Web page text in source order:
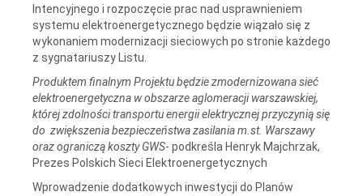
Intencyjnego i rozpoczęcie prac nad usprawnieniem
systemu elektroenergetycznego będzie wiązało się z
wykonaniem modernizacji sieciowych po stronie każdego
z sygnatariuszy Listu.
Produktem finalnym Projektu będzie zmodernizowana sieć
elektroenergetyczna w obszarze aglomeracji warszawskiej,
której zdolności transportu energii elektrycznej przyczynią się
do zwiększenia bezpieczeństwa zasilania m.st. Warszawy
oraz ograniczą koszty GWS- podkreśla Henryk Majchrzak,
Prezes Polskich Sieci Elektroenergetycznych
Wprowadzenie dodatkowych inwestycji do Planów